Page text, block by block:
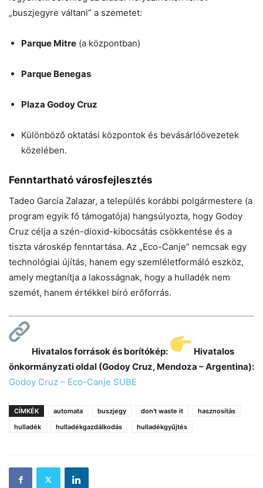
„buszjegyre váltani” a szemetet:
Parque Mitre (a központban)
Parque Benegas
Plaza Godoy Cruz
Különböző oktatási központok és bevásárlóövezetek
közelében.
Fenntartható városfejlesztés
Tadeo García Zalazar, a település korábbi polgármestere (a
program egyik fő támogatója) hangsúlyozta, hogy Godoy
Cruz célja a szén-dioxid-kibocsátás csökkentése és a
tiszta városkép fenntartása. Az „Eco-Canje” nemcsak egy
technológiai újítás, hanem egy szemléletformáló eszköz,
amely megtanítja a lakosságnak, hogy a hulladék nem
szemét, hanem értékkel bíró erőforrás.
Hivatalos források és borítókép:
Hivatalos
önkormányzati oldal (Godoy Cruz, Mendoza – Argentina):
Godoy Cruz – Eco-Canje SUBE
CÍMKÉK automata buszjegy don't waste it
hasznosítás
hulladék
hulladékgazdálkodás hulladékgyűjtés